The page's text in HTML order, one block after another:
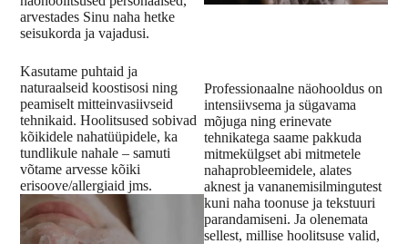
arvestades Sinu naha hetke
seisukorda ja vajadusi.
Kasutame puhtaid ja
naturaalseid koostisosi ning
peamiselt mitteinvasiivseid
tehnikaid. Hoolitsused sobivad
kõikidele nahatüüpidele, ka
tundlikule nahale – samuti
võtame arvesse kõiki
erisoove/allergiaid jms.
Professionaalne näohooldus on
intensiivsema ja sügavama
mõjuga ning erinevate
tehnikatega saame pakkuda
mitmekülgset abi mitmetele
nahaprobleemidele, alates
aknest ja vananemisilmingutest
kuni naha toonuse ja tekstuuri
parandamiseni. Ja olenemata
sellest, millise hoolitsuse valid,